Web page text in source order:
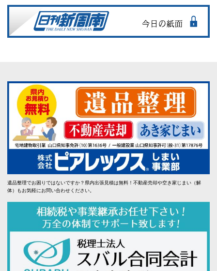
遺品整理でお困りではないですか？県内出張見積は無料！不動産売却や空き家じまい（解
体）もお気軽にお問い合わせください。